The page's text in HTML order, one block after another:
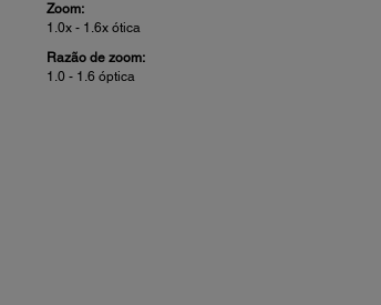
Zoom:
1.0x - 1.6x ótica
Razão de zoom:
1.0 - 1.6 óptica